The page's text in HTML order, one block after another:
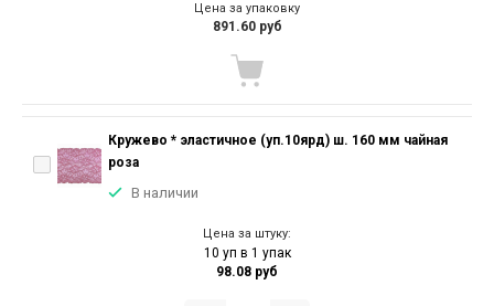
Цена за упаковку
891.60 руб
Кружево * эластичное (уп.10ярд) ш. 160 мм чайная
роза
В наличии
Цена за штуку:
10 уп в 1 упак
98.08 руб